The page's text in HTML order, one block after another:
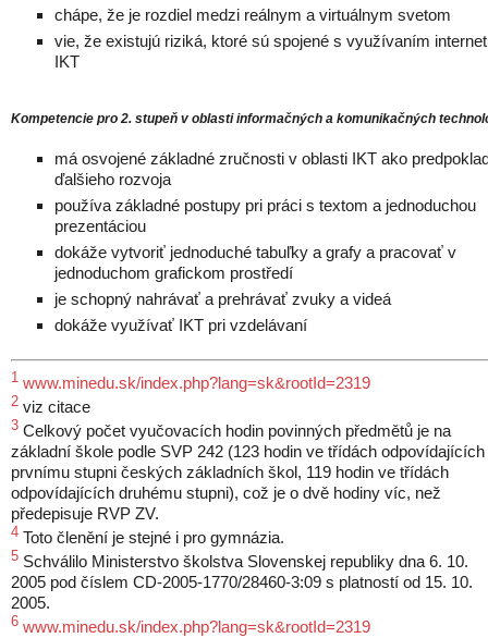
chápe, že je rozdiel medzi reálnym a virtuálnym svetom
vie, že existujú riziká, ktoré sú spojené s využívaním
IKT
Kompetencie pro 2. stupeň v oblasti informačných a komunikačných
má osvojené základné zručnosti v oblasti IKT ako
ďalšieho rozvoja
používa základné postupy pri práci s textom a jednoduchou
prezentáciou
dokáže vytvoriť jednoduché tabuľky a grafy a pracovať v
jednoduchom grafickom prostředí
je schopný nahrávať a prehrávať zvuky a videá
dokáže využívať IKT pri vzdelávaní
1 www.minedu.sk/index.php?lang=sk&rootId=2319
2 viz citace
3 Celkový počet vyučovacích hodin povinných předmětů je na
základní škole podle SVP 242 (123 hodin ve třídách odpovídajících
prvnímu stupni českých základních škol, 119 hodin ve třídách
odpovídajících druhému stupni), což je o dvě hodiny víc, než
předepisuje RVP ZV.
4 Toto členění je stejné i pro gymnázia.
5 Schválilo Ministerstvo školstva Slovenskej republiky dna 6. 10.
2005 pod číslem CD-2005-1770/28460-3:09 s platností od 15. 10.
2005.
6 www.minedu.sk/index.php?lang=sk&rootId=2319